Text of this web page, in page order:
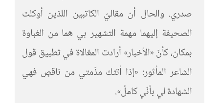
صدري. والحال أن مقاليّ الكاتبين اللذين أوكلت
الصحيفة إليهما مهمة التشهير بي هما من الغباوة
بمكان، كأنّ «الأخبار» أرادت المغالاة في تطبيق قول
الشاعر المأثور: «إذا أتتك مذّمتي من ناقصٍ فهي
الشهادة لي بأنّي كاملُ».